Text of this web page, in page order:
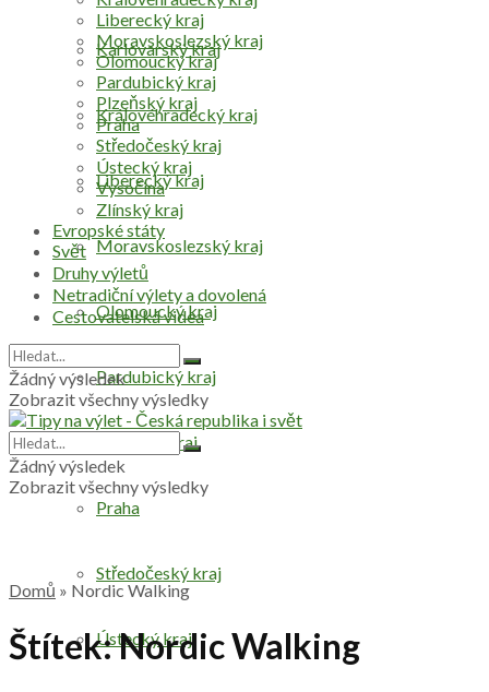
Karlovarský kraj
Královéhradecký kraj
Liberecký kraj
Moravskoslezský kraj
Olomoucký kraj
Pardubický kraj
Plzeňský kraj
Praha
Středočeský kraj
Ústecký kraj
Liberecký kraj
Moravskoslezský kraj
Olomoucký kraj
Pardubický kraj
Plzeňský kraj
Praha
Středočeský kraj
Ústecký kraj
Vysočina
Zlínský kraj
Evropské státy
Svět
Druhy výletů
Netradiční výlety a dovolená
Cestovatelská videa
Žádný výsledek
Zobrazit všechny výsledky
Žádný výsledek
Zobrazit všechny výsledky
Domů » Nordic Walking
Štítek:Nordic Walking